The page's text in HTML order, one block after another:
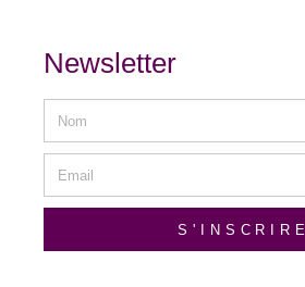
Newsletter
S'INSCRIRE